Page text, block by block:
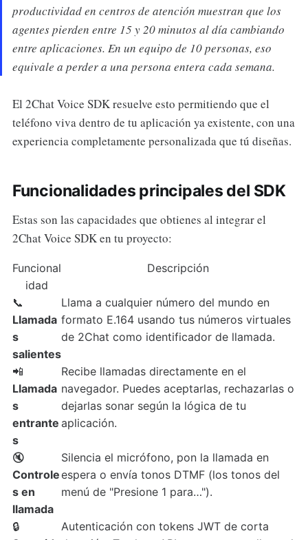
productividad en centros de atención muestran que los
agentes pierden entre 15 y 20 minutos al día cambiando
entre aplicaciones. En un equipo de 10 personas, eso
equivale a perder a una persona entera cada semana.
El 2Chat Voice SDK resuelve esto permitiendo que el
teléfono viva dentro de tu aplicación ya existente, con una
experiencia completamente personalizada que tú diseñas.
Funcionalidades principales del SDK
Estas son las capacidades que obtienes al integrar el
2Chat Voice SDK en tu proyecto:
Funcional
idad
Descripción
📞
Llamada
s
salientes
Llama a cualquier número del mundo en
formato E.164 usando tus números virtuales
de 2Chat como identificador de llamada.
📲
Llamada
s
entrante
s
Recibe llamadas directamente en el
navegador. Puedes aceptarlas, rechazarlas o
dejarlas sonar según la lógica de tu
aplicación.
🔇
Controle
s en
llamada
Silencia el micrófono, pon la llamada en
espera o envía tonos DTMF (los tonos del
menú de "Presione 1 para…").
🔒
Autenticación con tokens JWT de corta